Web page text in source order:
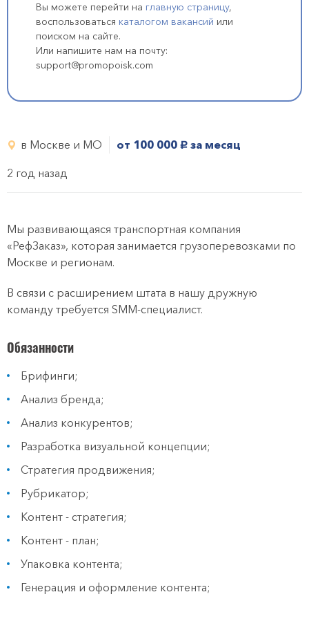
Вы можете перейти на главную страницу,
воспользоваться каталогом вакансий или
поиском на сайте.
Или напишите нам на почту:
support@promopoisk.com
в Москве и МО от 100 000 руб. за месяц
2 год назад
Мы развивающаяся транспортная компания
«РефЗаказ», которая занимается грузоперевозками по
Москве и регионам.
В связи с расширением штата в нашу дружную
команду требуется SMM-специалист.
Обязанности
Брифинги;
Анализ бренда;
Анализ конкурентов;
Разработка визуальной концепции;
Стратегия продвижения;
Рубрикатор;
Контент - стратегия;
Контент - план;
Упаковка контента;
Генерация и оформление контента;